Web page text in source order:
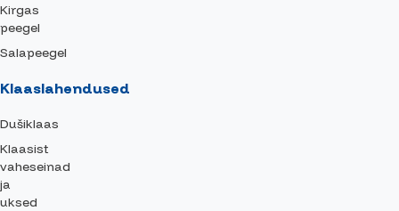
Kirgas
peegel
Salapeegel
Klaaslahendused
Dušiklaas
Klaasist
vaheseinad
ja
uksed